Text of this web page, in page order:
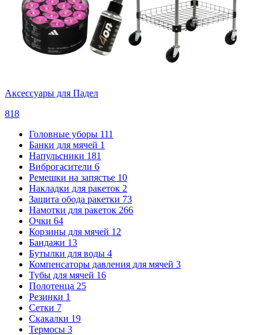
Аксессуары для Падел
818
Головные уборы 111
Банки для мячей 1
Напульсники 181
Виброгасители 6
Ремешки на запястье 10
Накладки для ракеток 2
Защита обода ракетки 73
Намотки для ракеток 266
Очки 64
Корзины для мячей 12
Бандажи 13
Бутылки для воды 4
Компенсаторы давления для мячей 3
Тубы для мячей 16
Полотенца 25
Резинки 1
Сетки 7
Скакалки 19
Термосы 3